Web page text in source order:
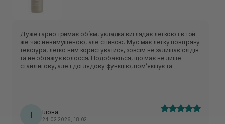
Дуже гарно тримає обʼєм, укладка виглядає легкою і в той
же час невимушеною, але стійкою. Мус має легку повітряну
текстура, легко ним користуватися, зовсім не залишає слідів
та не обтяжує волосся. Подобається, що має не лише
стайлінгову, але і доглядову функцію, помʼякшує та
І Ілона
24.02.2026, 18:02